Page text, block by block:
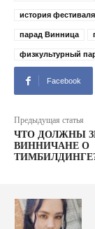
история фестиваля
парад Винница
физкультурный
Facebook
Предыдущая статья
ЧТО ДОЛЖНЫ
ВИННИЧАНЕ О